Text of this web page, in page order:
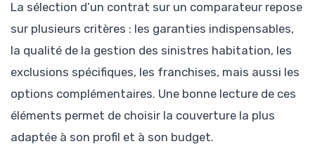
La sélection d’un contrat sur un comparateur repose
sur plusieurs critères : les garanties indispensables,
la qualité de la gestion des sinistres habitation, les
exclusions spécifiques, les franchises, mais aussi les
options complémentaires. Une bonne lecture de ces
éléments permet de choisir la couverture la plus
adaptée à son profil et à son budget.